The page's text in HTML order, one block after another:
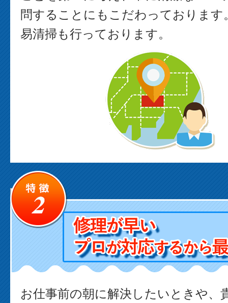
問することにもこだわっております
易清掃も行っております。
お仕事前の朝に解決したいときや、